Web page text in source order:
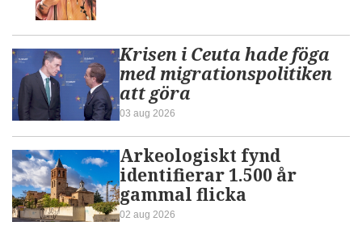
Krisen i Ceuta hade föga
med migrationspolitiken
att göra
03 aug 2026
Arkeologiskt fynd
identifierar 1.500 år
gammal flicka
02 aug 2026